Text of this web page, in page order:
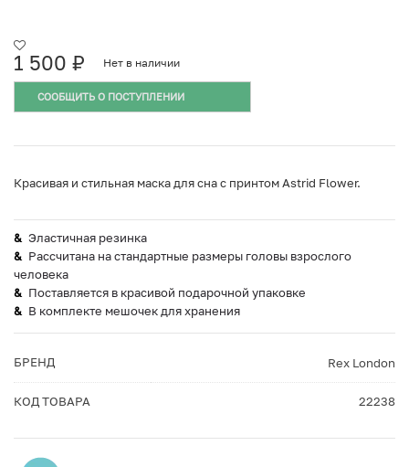
1 500 ₽ Нет в наличии
СООБЩИТЬ О ПОСТУПЛЕНИИ
Красивая и стильная маска для сна с принтом Astrid Flower.
Эластичная резинка
Рассчитана на стандартные размеры головы взрослого
человека
Поставляется в красивой подарочной упаковке
В комплекте мешочек для хранения
БРЕНД Rex London
КОД ТОВАРА 22238